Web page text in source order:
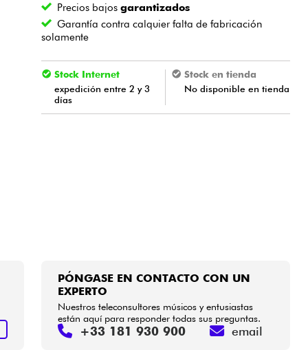
Cables & Acces.
Precios bajosgarantizados
Garantía contra calquier falta de fabricación
solamente
Stock Internet
expedición entre 2 y 3
días
Stock en tienda
No disponible en tienda
PÓNGASE EN CONTACTO CON UN
EXPERTO
Nuestros teleconsultores músicos y entusiastas
están aquí para responder todas sus preguntas.
+33 181 930 900 email